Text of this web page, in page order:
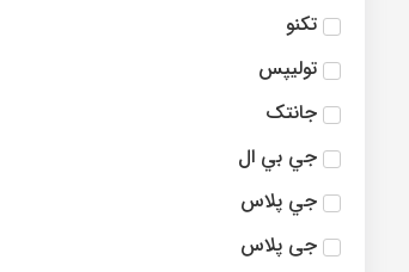
تکنو
تولیپس
جانتک
جي بي ال
جي پلاس
جی پلاس